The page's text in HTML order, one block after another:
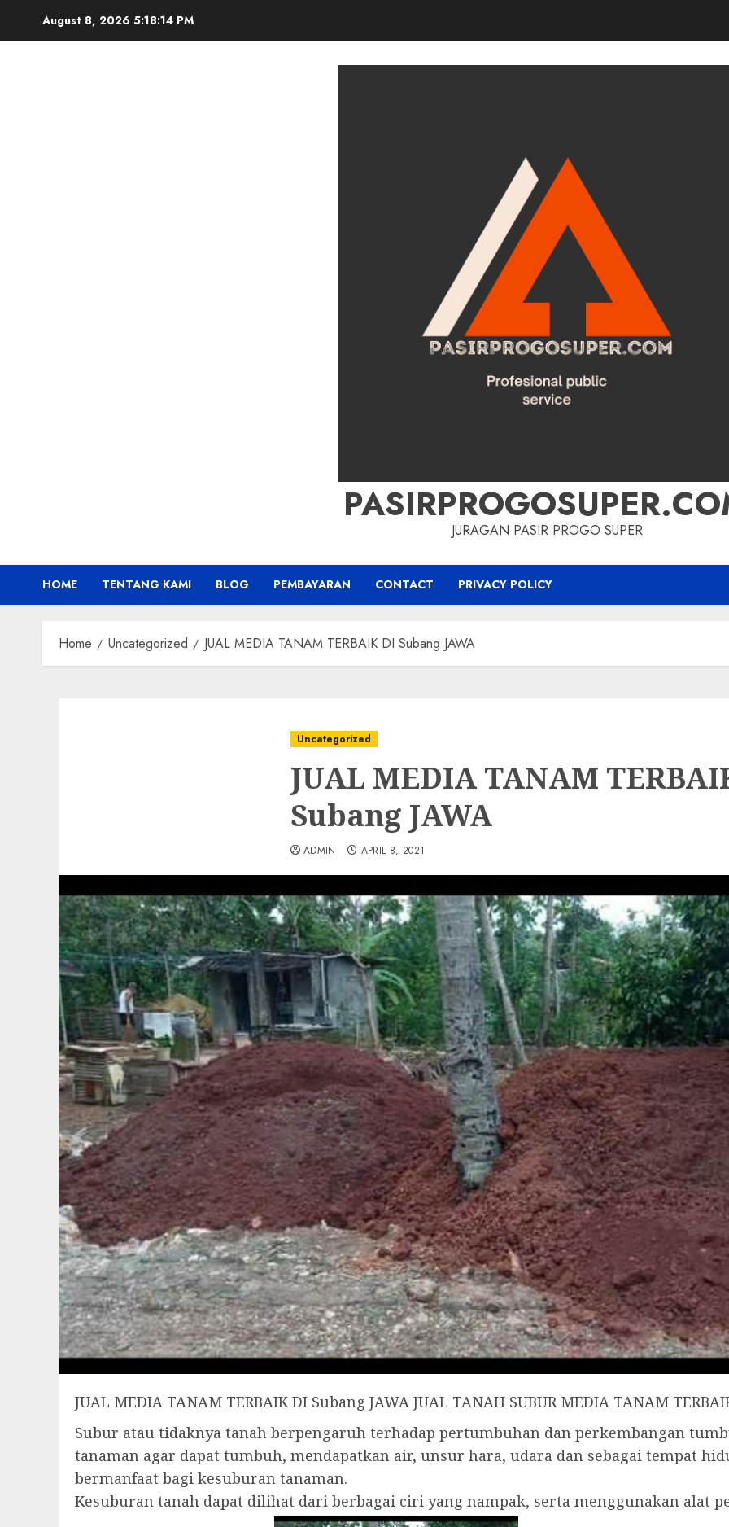
August 8, 2026 5:18:15 PM
JURAGAN PASIR PROGO SUPER
HOME TENTANG KAMI BLOG PEMBAYARAN CONTACT PRIVACY POLICY
Home Uncategorized JUAL MEDIA TANAM TERBAIK DI Subang JAWA
Uncategorized
JUAL MEDIA TANAM
Subang JAWA
ADMIN APRIL 8, 2021
JUAL MEDIA TANAM TERBAIK DI Subang JAWA JUAL TANAH SUBUR MEDIA TANAM
Subur atau tidaknya tanah berpengaruh terhadap pertumbuhan dan perkembangan
tanaman agar dapat tumbuh, mendapatkan air, unsur hara, udara dan sebagai tempat
bermanfaat bagi kesuburan tanaman.
Kesuburan tanah dapat dilihat dari berbagai ciri yang nampak, serta menggunakan alat